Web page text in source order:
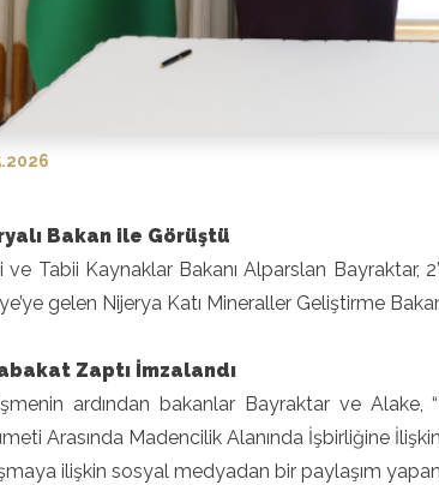
Bakan ile Görüştü
ve Tabii Kaynaklar Bakanı Alparslan
gelen Nijerya Katı Mineraller Geliştirme
Zaptı İmzalandı
ardından bakanlar Bayraktar ve
Arasında Madencilik Alanında İşbirliğine
ilişkin sosyal medyadan bir paylaşım